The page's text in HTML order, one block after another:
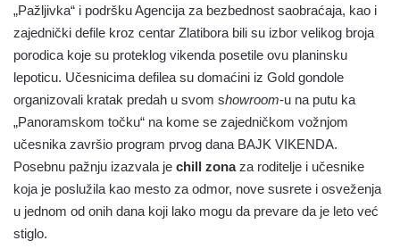
„Pažljivka“ i podršku Agencija za bezbednost saobraćaja, kao i
zajednički defile kroz centar Zlatibora bili su izbor velikog broja
porodica koje su proteklog vikenda posetile ovu planinsku
lepoticu. Učesnicima defilea su domaćini iz Gold gondole
organizovali kratak predah u svom showroom-u na putu ka
„Panoramskom točku“ na kome se zajedničkom vožnjom
učesnika završio program prvog dana BAJK VIKENDA.
Posebnu pažnju izazvala je chill zonaza roditelje i učesnike
koja je poslužila kao mesto za odmor, nove susrete i osveženja
u jednom od onih dana koji lako mogu da prevare da je leto već
stiglo.